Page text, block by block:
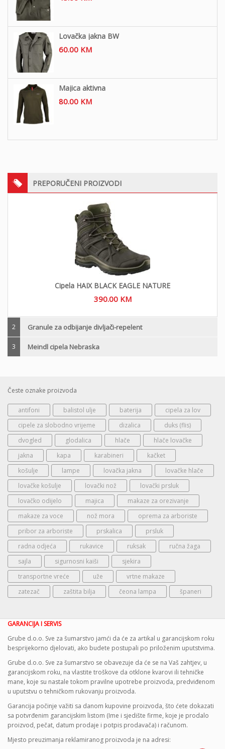
Lovačka jakna BW
60.00 KM
Majica aktivna
80.00 KM
PREPORUČENI PROIZVODI
Cipela HAIX BLACK EAGLE NATURE
390.00 KM
2 Granule za odbijanje divljači-repelent
3 Meindl cipela Nebraska
Česte oznake proizvoda
antifoni balistol ulje baterija
cipela za lov
cipele za slobodno vrijeme
dizalica
duks (flis)
dvogled
glodalica hlače
hlače lovačke
jakna
kapa karabineri
kačket
košulje
lampe lovačka jakna
lovačke hlače
lovačke košulje
lovački nož
lovački prsluk
lovačko odijelo
majica
makaze za orezivanje
makaze za voce
nož mora
oprema za arboriste
pribor za arboriste
prskalica
prsluk
radna odjeća
rukavice ruksak
ručna žaga
sajla
sigurnosni kaiši
sjekira
transportne vreće
uže
vrtne makaze
zatezač
zaštita bilja čeona lampa španeri
GARANCIJA I SERVIS
Grube d.o.o. Sve za šumarstvo jamći da će za artikal u garancijskom roku
besprijekorno djelovati, ako budete postupali po priloženim uputstvima.
Grube d.o.o. Sve za šumarstvo se obavezuje da će se na Vaš zahtjev, u
garancijskom roku, na vlastite troškove da otklone kvarovi ili tehničke
mane, koje su nastale tokom pravilne upotrebe proizvoda, predviđenom
u uputstvu o tehničkom rukovanju proizvoda.
Garancija počinje važiti sa danom kupovine proizvoda, što ćete dokazati
sa potvrđenim garancijskim listom (Ime i sjedište firme, koje je prodalo
proizvod, pečat, datum prodaje i potpis prodavača) i računom.
Mjesto preuzimanja reklamiranog proizvoda je na adresi: